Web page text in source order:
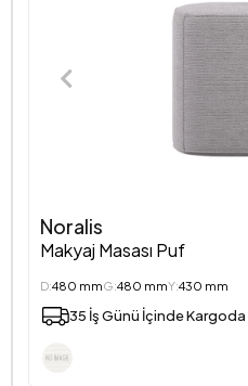
Noralis
Makyaj Masası Puf
D:480 mmG:480 mmY:430 mm
35 İş Günü İçinde Kargoda